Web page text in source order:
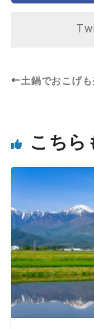
土鍋でおこげ
こちら